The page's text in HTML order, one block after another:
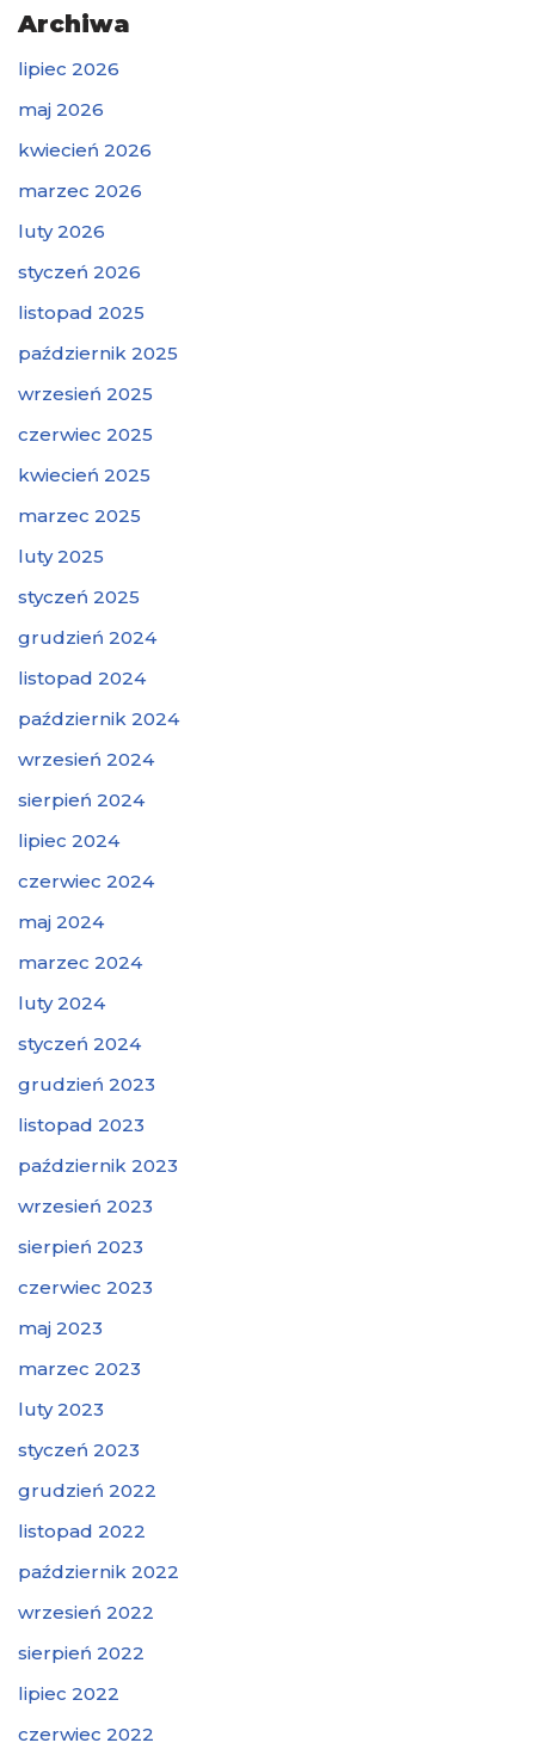
Archiwa
lipiec 2026
maj 2026
kwiecień 2026
marzec 2026
luty 2026
styczeń 2026
listopad 2025
październik 2025
wrzesień 2025
czerwiec 2025
kwiecień 2025
marzec 2025
luty 2025
styczeń 2025
grudzień 2024
listopad 2024
październik 2024
wrzesień 2024
sierpień 2024
lipiec 2024
czerwiec 2024
maj 2024
marzec 2024
luty 2024
styczeń 2024
grudzień 2023
listopad 2023
październik 2023
wrzesień 2023
sierpień 2023
czerwiec 2023
maj 2023
marzec 2023
luty 2023
styczeń 2023
grudzień 2022
listopad 2022
październik 2022
wrzesień 2022
sierpień 2022
lipiec 2022
czerwiec 2022